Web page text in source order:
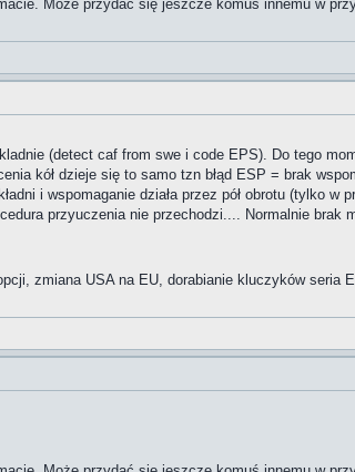
Może przydać się jeszcze komuś innemu w
(detect caf from swe i code EPS). Do tego
kół dzieje się to samo tzn błąd ESP = brak
i wspomaganie działa przez pół obrotu (tylko w
przyuczenia nie przechodzi.... Normalnie brak
zmiana USA na EU, dorabianie kluczyków seria